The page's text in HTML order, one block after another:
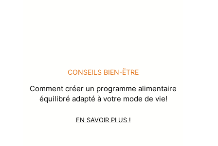
CONSEILS BIEN-ËTRE
Comment créer un programme alimentaire
équilibré adapté à votre mode de vie!
EN SAVOIR PLUS !